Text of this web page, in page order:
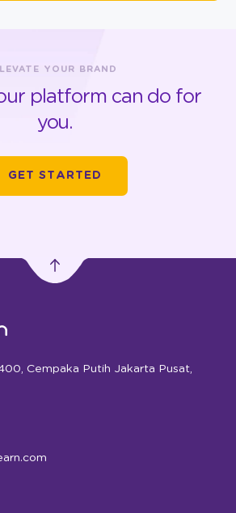
YOUR BRAND
platform can do for
you.
GET STARTED
Cempaka Putih Jakarta Pusat,